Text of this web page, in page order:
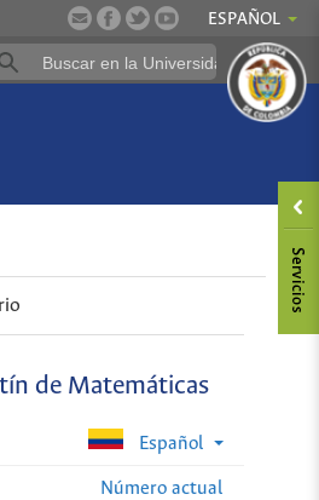
ESPAÑOL
de Matemáticas
Español
Número actual